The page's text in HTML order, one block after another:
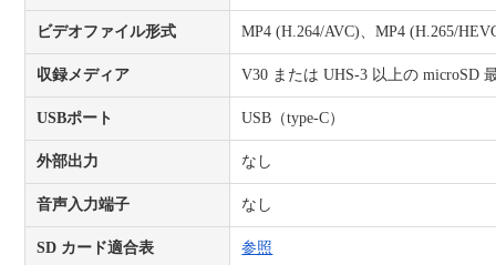
ビデオファイル形式 MP4 (H.264/AVC)、MP4 (H.265/
収録メディア V30 または UHS-3 以上の microSD
USBポート USB（type-C）
外部出力 なし
音声入力端子 なし
SD カード適合表 参照